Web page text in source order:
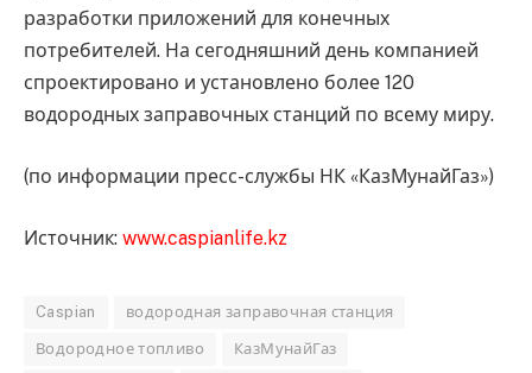
разработки приложений для конечных
потребителей. На сегодняшний день компанией
спроектировано и установлено более 120
водородных заправочных станций по всему миру.
(по информации пресс-службы НК «КазМунайГаз»)
Источник: www.caspianlife.kz
Caspian водородная заправочная станция
Водородное топливо КазМунайГаз